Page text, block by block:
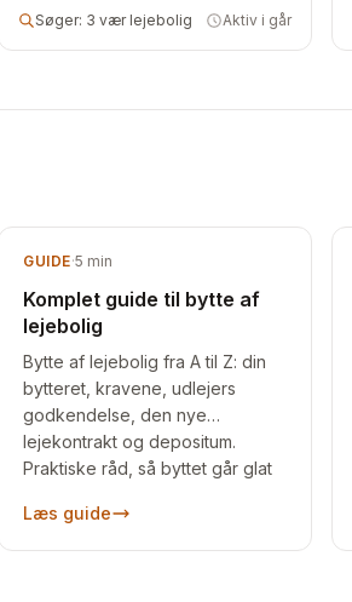
Søger: 3 vær lejebolig Aktiv i går
GUIDE·5 min
Komplet guide til bytte af
lejebolig
Bytte af lejebolig fra A til Z: din
bytteret, kravene, udlejers
godkendelse, den nye
lejekontrakt og depositum.
Praktiske råd, så byttet går glat
Læs guide